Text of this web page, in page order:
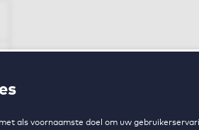
als voornaamste doel om uw